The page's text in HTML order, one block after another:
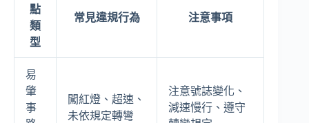
點
類
型
常見違規行為 注意事項
易
肇
事
闖紅燈、超速、
未依規定轉彎
注意號誌變化、
減速慢行、遵守